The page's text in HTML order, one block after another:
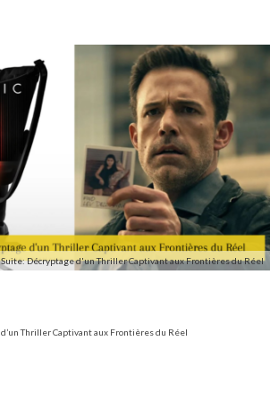
Décryptage d'un Thriller Captivant aux Frontières du Réel
Thriller Captivant aux Frontières du Réel